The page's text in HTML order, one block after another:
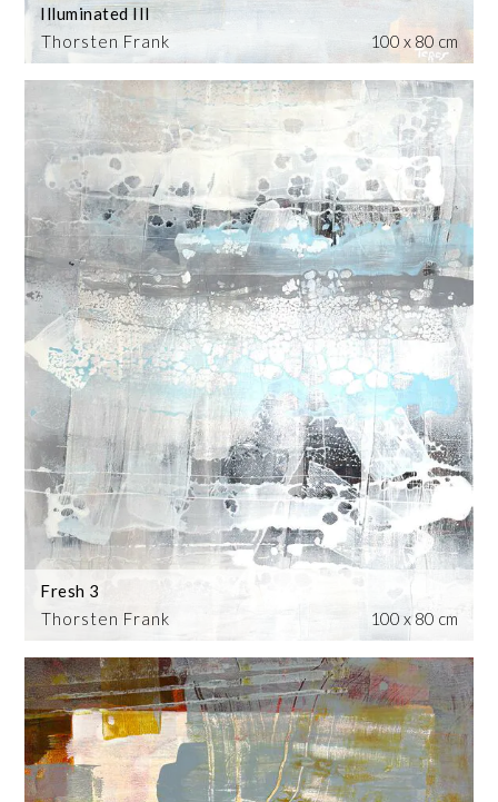
Thorsten Frank
Illuminated III
100 x 80 cm
Thorsten Frank
Fresh 3
100 x 80 cm